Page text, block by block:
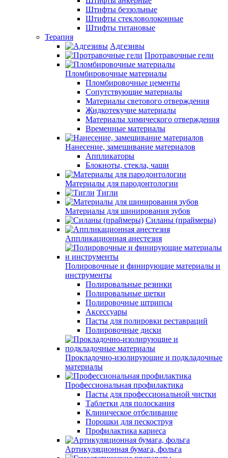
Штифты беззольные
Штифты стекловолоконные
Штифты титановые
Терапия
Адгезивы
Протравочные гели
Пломбировочные материалы
Пломбировочные цементы
Сопутствующие материалы
Материалы светового отверждения
Жидкотекучие материалы
Материалы химического отверждения
Временные материалы
Нанесение, замешивание материалов
Аппликаторы
Блокноты, стекла, чаши
Материалы для пародонтологии
Тигли
Материалы для шинирования зубов
Силаны (праймеры)
Аппликационная анестезия
Полировочные и финирующие материалы и
инструменты
Полировальные резинки
Полировальные щетки
Полировочные штрипсы
Аксессуары
Пасты для полировки реставраций
Полировочные диски
Прокладочно-изолирующие и подкладочные
материалы
Профессиональная профилактика
Пасты для профессиональной чистки
Таблетки для полоскания
Клиническое отбеливание
Порошки для пескоструя
Профилактика кариеса
Артикуляционная бумага, фольга